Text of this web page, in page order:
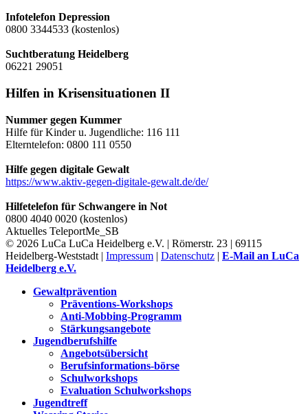
Infotelefon Depression
0800 3344533 (kostenlos)
Suchtberatung Heidelberg
06221 29051
Hilfen in Krisensituationen II
Nummer gegen Kummer
Hilfe für Kinder u. Jugendliche: 116 111
Elterntelefon: 0800 111 0550
Hilfe gegen digitale Gewalt
https://www.aktiv-gegen-digitale-gewalt.de/de/
Hilfetelefon für Schwangere in Not
0800 4040 0020 (kostenlos)
Aktuelles TeleportMe_SB
© 2026 LuCa LuCa Heidelberg e.V. | Römerstr. 23 | 69115
Heidelberg-Weststadt | Impressum | Datenschutz | E-Mail an LuCa
Heidelberg e.V.
Gewaltprävention
Präventions-Workshops
Anti-Mobbing-Programm
Stärkungsangebote
Jugendberufshilfe
Angebotsübersicht
Berufsinformations-börse
Schulworkshops
Evaluation Schulworkshops
Jugendtreff